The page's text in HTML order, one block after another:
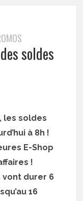
soldes
les soldes
à 8h !
E-Shop
!
vont durer 6
16